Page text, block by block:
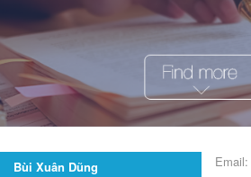
Bùi Xuân Dũng Email: